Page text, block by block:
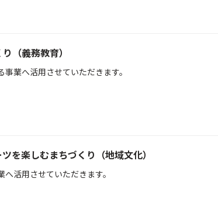
（義務教育）
業へ活用させていただきます。
を楽しむまちづくり（地域文化）
活用させていただきます。